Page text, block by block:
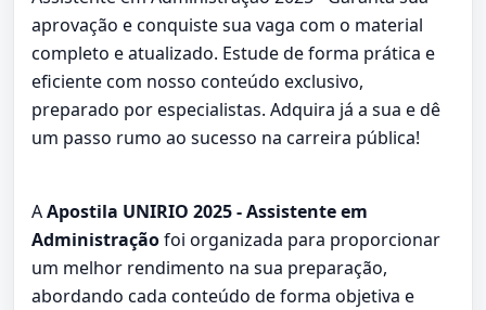
aprovação e conquiste sua vaga com o material
completo e atualizado. Estude de forma prática e
eficiente com nosso conteúdo exclusivo,
preparado por especialistas. Adquira já a sua e dê
um passo rumo ao sucesso na carreira pública!
AApostila UNIRIO 2025 - Assistente em
Administraçãofoi organizada para proporcionar
um melhor rendimento na sua preparação,
abordando cada conteúdo de forma objetiva e